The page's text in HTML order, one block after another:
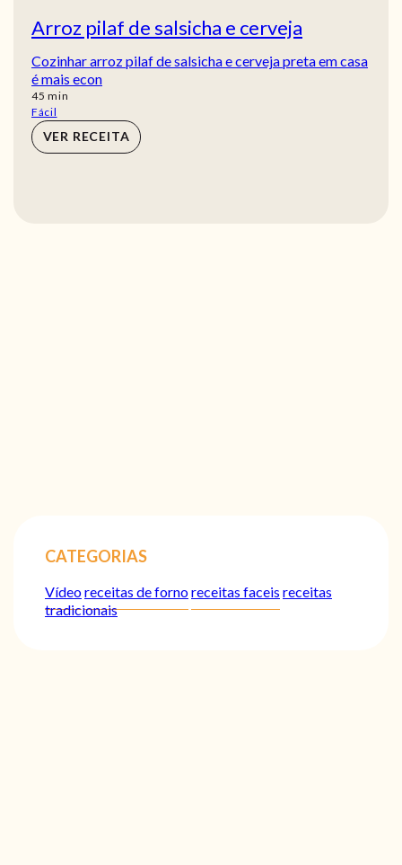
Arroz pilaf de salsicha e cerveja
Cozinhar arroz pilaf de salsicha e cerveja preta em casa
é mais econ
45 min
min
Fácil
VER RECEITA
CATEGORIAS
Vídeoreceitas de fornoreceitas faceis receitas
tradicionais